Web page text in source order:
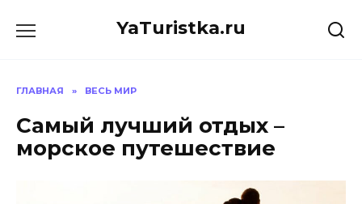
YaTuristka.ru
ГЛАВНАЯ » ВЕСЬ МИР
Самый лучший отдых –
морское путешествие